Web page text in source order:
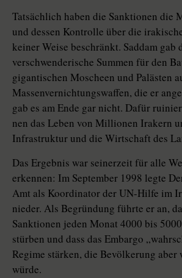
Tatsächlich haben die Sanktionen die
und dessen Kontrolle über die
keiner Weise beschränkt. Saddam gab
verschwenderische Summen für den
gigantischen Moscheen und Palästen
Massenvernichtungswaffen, die er
gab es am Ende gar nicht. Dafür
nen das Leben von Millionen Irakern
Infrastruktur und die Wirtschaft des
Das Ergebnis war seinerzeit für alle
erkennen: Im September 1998 legte
Amt als Koordinator der UN-Hilfe im
nieder. Als Begründung führte er an,
Sanktionen jeden Monat 4000 bis
stürben und dass das Embargo
Regime stärken, die ­Bevölkerung aber
würde.